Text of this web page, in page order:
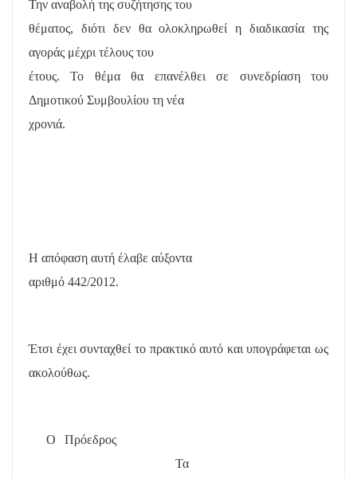
Την αναβολή της συζήτησης του
θέματος, διότι δεν θα ολοκληρωθεί η διαδικασία της
αγοράς μέχρι τέλους του
έτους. Το θέμα θα επανέλθει σε συνεδρίαση του
Δημοτικού Συμβουλίου τη νέα
χρονιά.
Η απόφαση αυτή έλαβε αύξοντα
αριθμό 442/2012.
Έτσι έχει συνταχθεί το πρακτικό αυτό και υπογράφεται ως
ακολούθως.
Ο Πρόεδρος
Τα